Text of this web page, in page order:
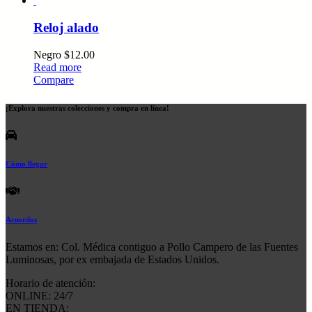
Reloj alado
Negro $12.00
Read more
Compare
¡Explora nuestras colecciones y compra en línea!
Cómo llegar
Acuerdos
Estamos en: Col. Médica contiguo a Pollo Campero de las Fuentes
Luminosas, por ex embajada de Estados Unidos.
Horario de atención:
ONLINE: 24/7
EN TIENDA: